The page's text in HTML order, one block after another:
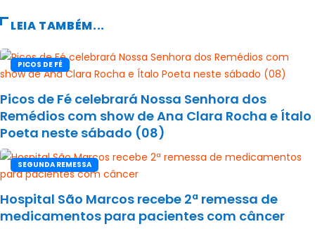
LEIA TAMBÉM...
PICOS DE FÉ
Picos de Fé celebrará Nossa Senhora dos
Remédios com show de Ana Clara Rocha e Ítalo
Poeta neste sábado (08)
SEGUNDA REMESSA
Hospital São Marcos recebe 2ª remessa de
medicamentos para pacientes com câncer